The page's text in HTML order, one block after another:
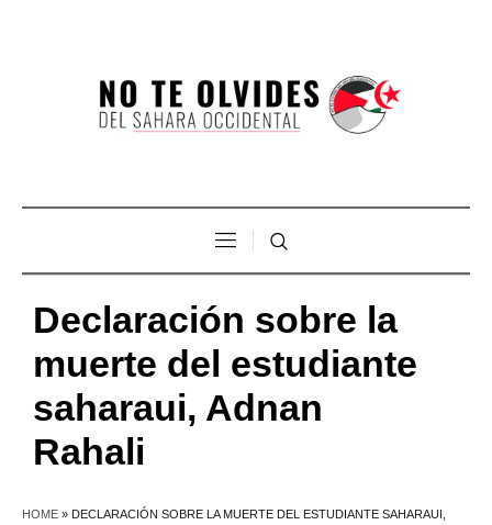
Declaración sobre la
muerte del estudiante
saharaui, Adnan
Rahali
HOME » DECLARACIÓN SOBRE LA MUERTE DEL ESTUDIANTE SAHARAUI,